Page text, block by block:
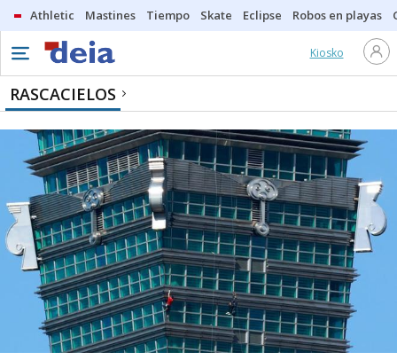
Athletic Mastines Tiempo Skate Eclipse Robos en playas
Kiosko
RASCACIELOS